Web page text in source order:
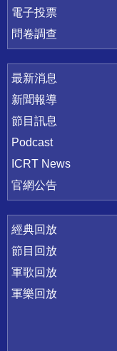
電子投票
問卷調查
最新消息
新聞報導
節目訊息
Podcast
ICRT News
官網公告
經典回放
節目回放
軍歌回放
軍樂回放